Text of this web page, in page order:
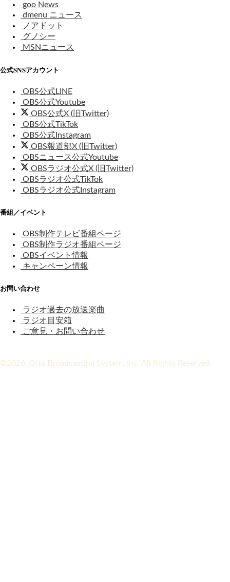
goo News
dmenu ニュース
ノアドット
グノシー
MSNニュース
公式SNSアカウント
OBS公式LINE
OBS公式Youtube
OBS公式X (旧Twitter)
OBS公式TikTok
OBS公式Instagram
OBS報道部X (旧Twitter)
OBSニュース公式Youtube
OBSラジオ公式X (旧Twitter)
OBSラジオ公式TikTok
OBSラジオ公式Instagram
番組／イベント
OBS制作テレビ番組ページ
OBS制作ラジオ番組ページ
OBSイベント情報
キャンペーン情報
お問い合わせ
ラジオ過去の放送楽曲
ラジオ目安箱
ご意見・お問い合わせ
©2026 Oita Broadcasting System, Inc. All Rights Reserved.